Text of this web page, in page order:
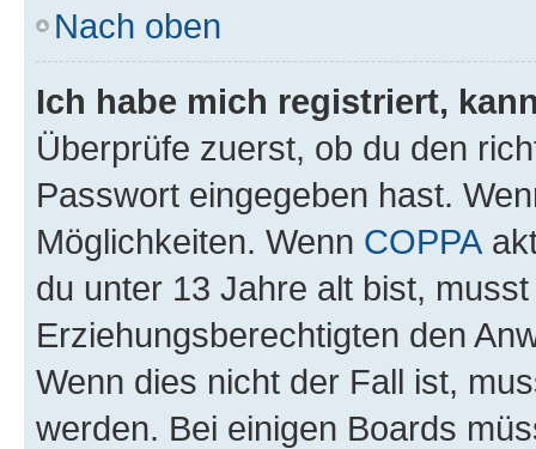
Nach oben
Ich habe mich registriert,
Überprüfe zuerst, ob du den
Passwort eingegeben hast.
Möglichkeiten. Wenn COPPA
du unter 13 Jahre alt bist,
Erziehungsberechtigten den
Wenn dies nicht der Fall ist,
werden. Bei einigen Boards